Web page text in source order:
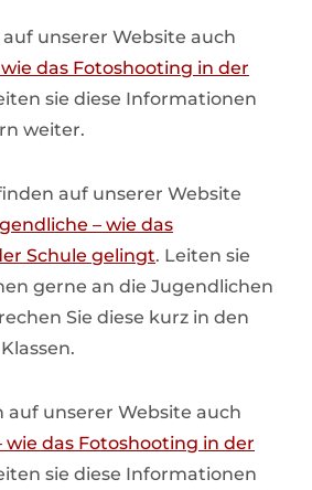
auf unserer Website auch
das Fotoshooting in der
sie diese Informationen
weiter.
auf unserer Website
– wie das
Schule gelingt. Leiten sie
gerne an die Jugendlichen
Sie diese kurz in den
auf unserer Website auch
wie das Fotoshooting in der
sie diese Informationen